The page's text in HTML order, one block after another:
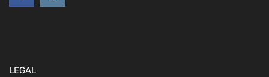
LEGAL